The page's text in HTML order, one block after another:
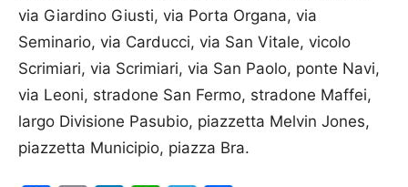
via Giardino Giusti, via Porta Organa, via
Seminario, via Carducci, via San Vitale, vicolo
Scrimiari, via Scrimiari, via San Paolo, ponte Navi,
via Leoni, stradone San Fermo, stradone Maffei,
largo Divisione Pasubio, piazzetta Melvin Jones,
piazzetta Municipio, piazza Bra.